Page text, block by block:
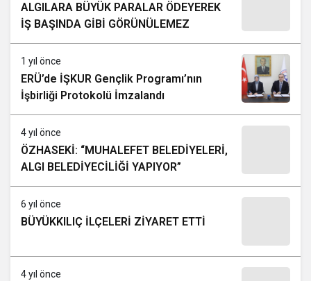
ALGILARA BÜYÜK PARALAR ÖDEYEREK
İŞ BAŞINDA GİBİ GÖRÜNÜLEMEZ
1 yıl önce
ERÜ’de İŞKUR Gençlik Programı’nın
İşbirliği Protokolü İmzalandı
4 yıl önce
ÖZHASEKİ: “MUHALEFET BELEDİYELERİ,
ALGI BELEDİYECİLİĞİ YAPIYOR”
6 yıl önce
BÜYÜKKILIÇ İLÇELERİ ZİYARET ETTİ
4 yıl önce